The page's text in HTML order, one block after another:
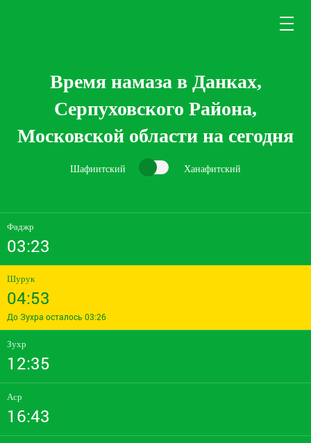
Время намаза в Данках,
Серпуховского Района,
Московской области на сегодня
Шафиитский Ханафитский
Фаджр
03:23
Шурук
04:53
До Зухра осталось 03:26
Зухр
12:35
Аср
16:43